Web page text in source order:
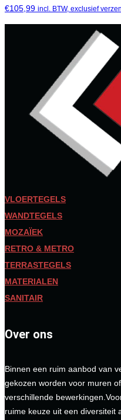
€105,99 incl. BTW, exclusief
VLOERTEGELS
WANDTEGELS
MOZAÏEK
RETRO & METRO
TERRASTEGELS
MATERIALEN
SANITAIR
Over ons
Binnen een ruim aanbod van
gekozen worden voor muren
verschillende
ruime keuze uit een diversiteit